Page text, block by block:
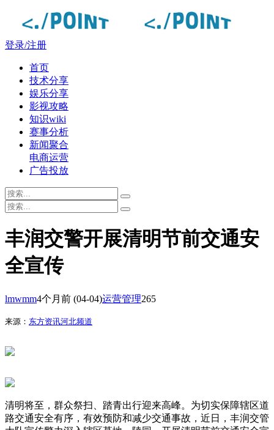
登录/注册
首页
技术分享
娱乐分享
影视攻略
知识wiki
赛事分析
新闻聚合
电商运营
广告投放
丰润交警开展清明节前交通安
全宣传
lmwmm4个月前 (04-04)运营管理265
来源： 东方资讯河北频道
清明将至，群众祭扫、踏青出行迎来高峰。为切实保障辖区道
路交通安全有序，有效预防和减少交通事故，近日，丰润交管